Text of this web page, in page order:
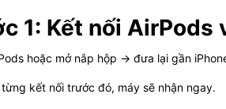
1: Kết nối AirPods
hoặc mở nắp hộp → đưa lại gần
kết nối trước đó, máy sẽ nhận ngay.